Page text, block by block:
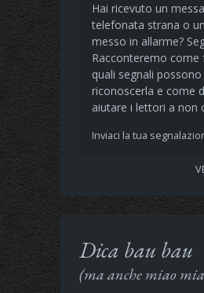
Hai ricevuto un
telefonata strana o
messo in allarme?
Racconteremo come
quali segnali
riconoscerla e come
aiutare i lettori a non
Inviaci la tua
Dica bau bau
(ma anche miao